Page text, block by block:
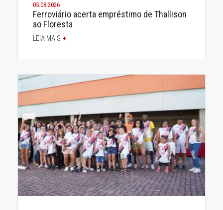
05.08.2026
Ferroviário acerta empréstimo de Thallison
ao Floresta
LEIA MAIS +